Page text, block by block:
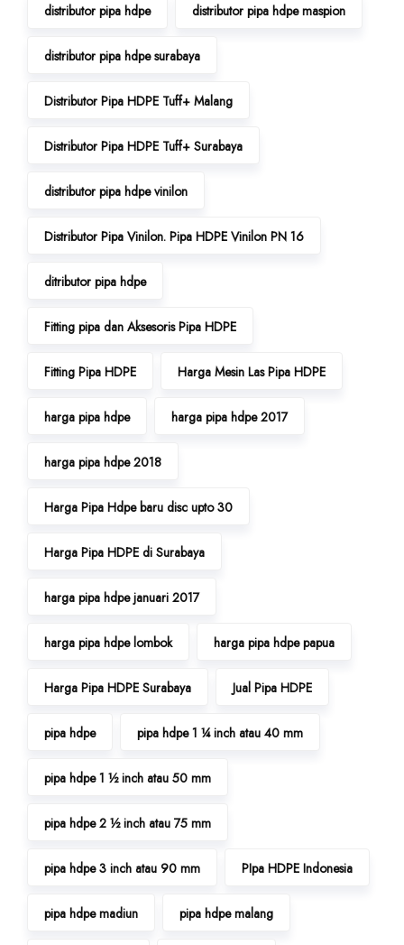
distributor pipa hdpe distributor pipa hdpe maspion
distributor pipa hdpe surabaya
Distributor Pipa HDPE Tuff+ Malang
Distributor Pipa HDPE Tuff+ Surabaya
distributor pipa hdpe vinilon
Distributor Pipa Vinilon. Pipa HDPE Vinilon PN 16
ditributor pipa hdpe
Fitting pipa dan Aksesoris Pipa HDPE
Fitting Pipa HDPE Harga Mesin Las Pipa HDPE
harga pipa hdpe harga pipa hdpe 2017
harga pipa hdpe 2018
Harga Pipa Hdpe baru disc upto 30
Harga Pipa HDPE di Surabaya
harga pipa hdpe januari 2017
harga pipa hdpe lombok harga pipa hdpe papua
Harga Pipa HDPE Surabaya Jual Pipa HDPE
pipa hdpe pipa hdpe 1 ¼ inch atau 40 mm
pipa hdpe 1 ½ inch atau 50 mm
pipa hdpe 2 ½ inch atau 75 mm
pipa hdpe 3 inch atau 90 mm PIpa HDPE Indonesia
pipa hdpe madiun pipa hdpe malang